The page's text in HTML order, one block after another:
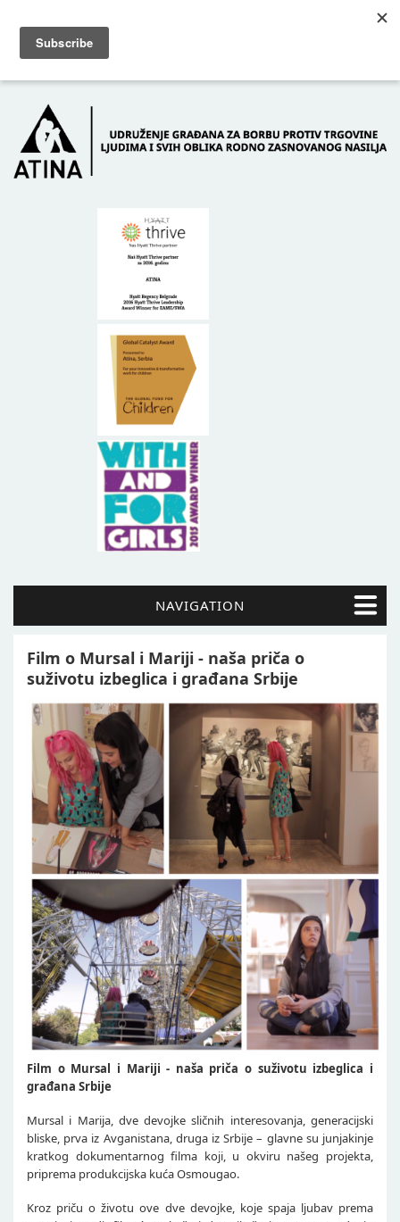
POČETNA O NAMA
NAVIGATION
Film o Mursal i Mariji - naša priča o
suživotu izbeglica i građana Srbije
Film o Mursal i Mariji - naša priča o suživotu izbeglica i
građana Srbije
Mursal i Marija, dve devojke sličnih interesovanja, generacijski
bliske, prva iz Avganistana, druga iz Srbije – glavne su junjakinje
kratkog dokumentarnog filma koji, u okviru našeg projekta,
priprema produkcijska kuća Osmougao.
Kroz priču o životu ove dve devojke, koje spaja ljubav prema